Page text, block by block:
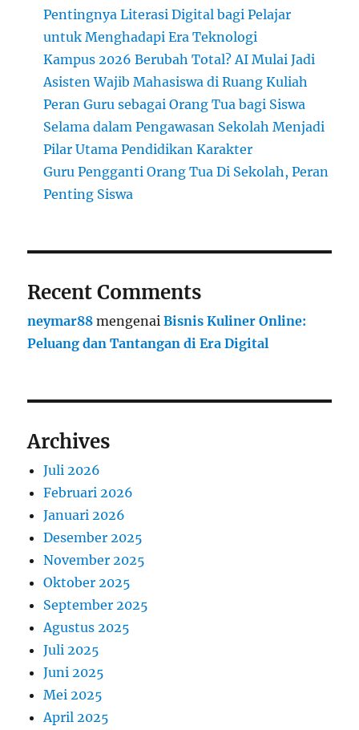
Pentingnya Literasi Digital bagi Pelajar
untuk Menghadapi Era Teknologi
Kampus 2026 Berubah Total? AI Mulai Jadi
Asisten Wajib Mahasiswa di Ruang Kuliah
Peran Guru sebagai Orang Tua bagi Siswa
Selama dalam Pengawasan Sekolah Menjadi
Pilar Utama Pendidikan Karakter
Guru Pengganti Orang Tua Di Sekolah, Peran
Penting Siswa
Recent Comments
neymar88 mengenaiBisnis Kuliner Online:
Peluang dan Tantangan di Era Digital
Archives
Juli 2026
Februari 2026
Januari 2026
Desember 2025
November 2025
Oktober 2025
September 2025
Agustus 2025
Juli 2025
Juni 2025
Mei 2025
April 2025